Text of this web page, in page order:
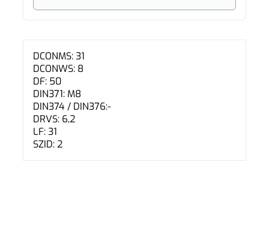
DCONMS: 31
DCONWS: 8
DF: 50
DIN371: M8
DIN374 / DIN376:-
DRVS: 6,2
LF: 31
SZID: 2